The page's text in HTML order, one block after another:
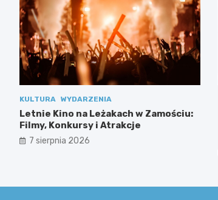
KULTURA WYDARZENIA
Letnie Kino na Leżakach w Zamościu:
Filmy, Konkursy i Atrakcje
7 sierpnia 2026